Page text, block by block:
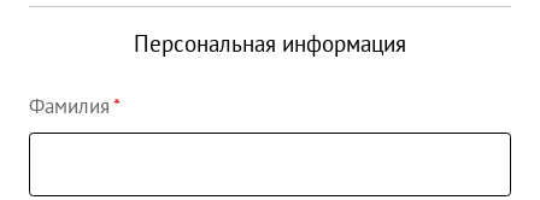
Персональная информация
Фамилия